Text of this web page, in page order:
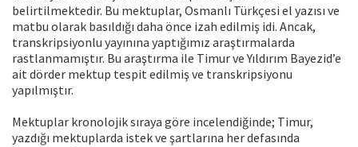
belirtilmektedir. Bu mektuplar, Osmanlı Türkçesi el yazısı ve
matbu olarak basıldığı daha önce izah edilmiş idi. Ancak,
transkripsiyonlu yayınına yaptığımız araştırmalarda
rastlanmamıştır. Bu araştırma ile Timur ve Yıldırım Bayezid’e
ait dörder mektup tespit edilmiş ve transkripsiyonu
yapılmıştır.
Mektuplar kronolojik sıraya göre incelendiğinde; Timur,
yazdığı mektuplarda istek ve şartlarına her defasında